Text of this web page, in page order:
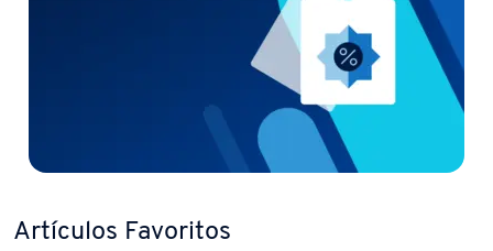
Artículos Favoritos